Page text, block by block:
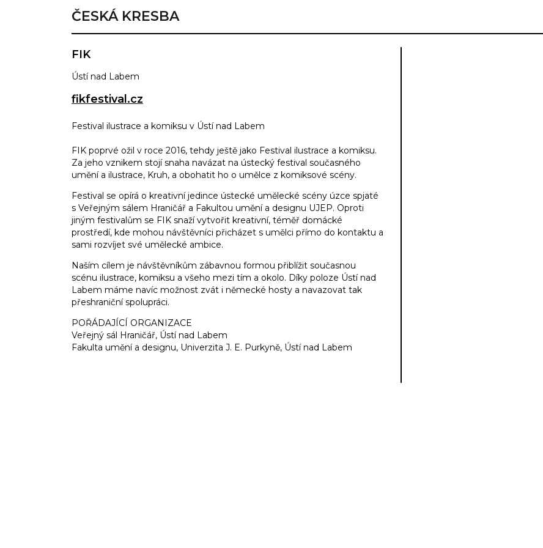
ČESKÁ KRESBA
FIK
Ústí nad Labem
fikfestival.cz
Festival ilustrace a komiksu v Ústí nad Labem
FIK poprvé ožil v roce 2016, tehdy ještě jako Festival ilustrace a komiksu.
Za jeho vznikem stojí snaha navázat na ústecký festival současného
umění a ilustrace, Kruh, a obohatit ho o umělce z komiksové scény.
Festival se opírá o kreativní jedince ústecké umělecké scény úzce spjaté
s Veřejným sálem Hraničář a Fakultou umění a designu UJEP. Oproti
jiným festivalům se FIK snaží vytvořit kreativní, téměř domácké
prostředí, kde mohou návštěvníci přicházet s umělci přímo do kontaktu a
sami rozvíjet své umělecké ambice.
Naším cílem je návštěvníkům zábavnou formou přiblížit současnou
scénu ilustrace, komiksu a všeho mezi tím a okolo. Díky poloze Ústí nad
Labem máme navíc možnost zvát i německé hosty a navazovat tak
přeshraniční spolupráci.
POŘÁDAJÍCÍ ORGANIZACE
Veřejný sál Hraničář, Ústí nad Labem
Fakulta umění a designu, Univerzita J. E. Purkyně, Ústí nad Labem